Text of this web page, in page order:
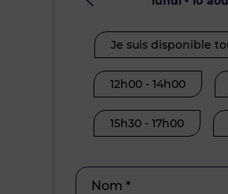
Je suis disponible
12h00 - 14h00
15h30 - 17h00
Nom *